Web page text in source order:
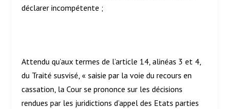
déclarer incompétente ;
Attendu qu’aux termes de l’article 14, alinéas 3 et 4,
du Traité susvisé, « saisie par la voie du recours en
cassation, la Cour se prononce sur les décisions
rendues par les juridictions d’appel des Etats parties